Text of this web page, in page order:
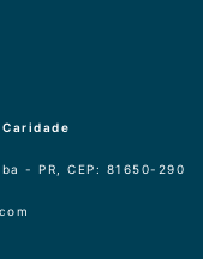
- PR, CEP: 81650-290